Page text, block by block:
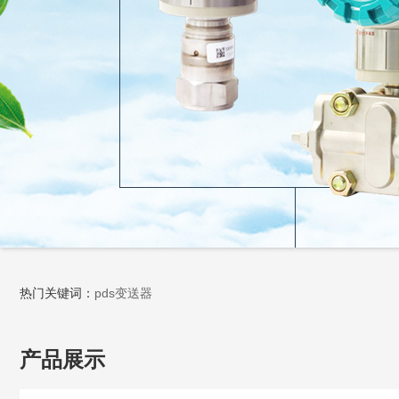
热门关键词： pds变送器
产品展示